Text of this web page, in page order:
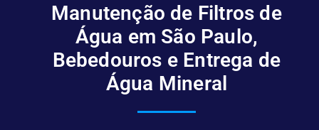
Manutenção de Filtros de
Água em São Paulo,
Bebedouros e Entrega de
Água Mineral